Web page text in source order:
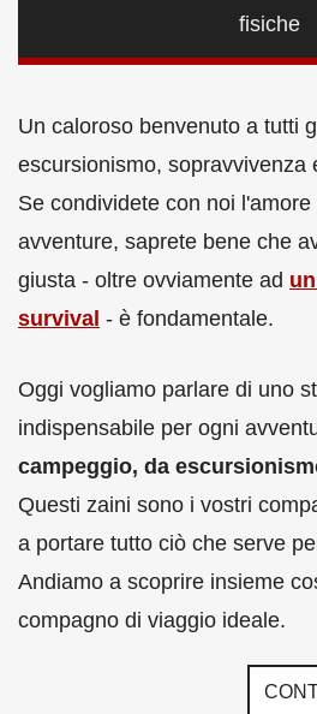
fisiche
Un caloroso benvenuto a tutti
escursionismo, sopravvivenza
Se condividete con noi
avventure, saprete bene che
giusta - oltre ovviamente ad
survival - è fondamentale.
Oggi vogliamo parlare di uno
indispensabile per ogni
campeggio, da
Questi zaini sono i vostri
a portare tutto ciò che serve
Andiamo a scoprire insieme
compagno di viaggio ideale.